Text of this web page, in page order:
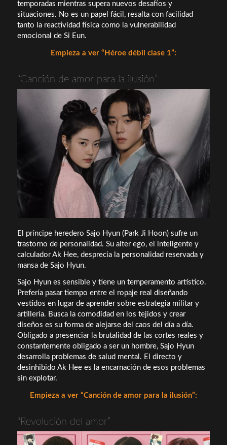
temporadas mientras supera nuevos desafíos y
situaciones. No es un papel fácil, resalta con facilidad
tanto la reactividad física como la vulnerabilidad
emocional de Si Eun.
Empieza a ver “Héroe débil clase 1”:
“Canción de amor para la ilusión”
El príncipe heredero Sajo Hyun (Park Ji Hoon) sufre un
trastorno de personalidad. Su alter ego, el inteligente y
calculador Ak Hee, desprecia la personalidad reservada y
mansa de Sajo Hyun.
Sajo Hyun es sensible y tiene un temperamento artístico.
Prefería pasar tiempo entre el ropaje real diseñando
vestidos en lugar de aprender sobre estrategia militar y
artillería. Busca la comodidad en los tejidos y crear
diseños es su forma de alejarse del caos del día a día.
Obligado a presenciar la brutalidad de las cortes reales y
constantemente obligado a ser un hombre, Sajo Hyun
desarrolla problemas de salud mental. El directo y
desinhibido Ak Hee es la encarnación de esos problemas
sin explotar.
Empieza a ver “Canción de amor para la ilusión”:
“Revolución del amor”